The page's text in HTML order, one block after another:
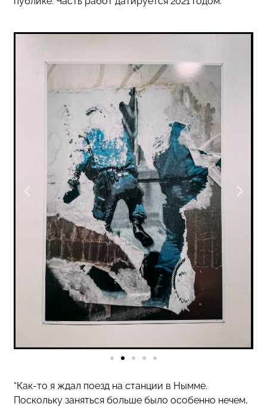
“Как-то я ждал поезд на станции в Нымме.
Поскольку заняться больше было особенно нечем,